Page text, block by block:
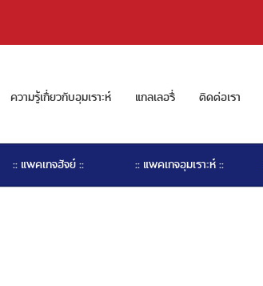
ความรู้เกี่ยวกับอุมเราะห์ แกลเลอรี่ ติดต่อเรา
:: แพคเกจฮัจย์ :: :: แพคเกจอุมเราะห์ ::